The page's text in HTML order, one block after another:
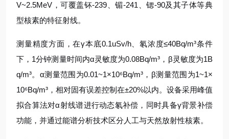
V~2.5MeV，可覆盖钚-239、镅-241、锶-90及其子体等典
型核素的特征射线。
测量精度方面，在γ本底0.1uSv/h、氡浓度≤40Bq/m³条件
下，1分钟测量时间内α灵敏度为0.08Bq/m³，β灵敏度为1B
q/m³。α测量范围为0.01~1×10⁶Bq/m³，β测量范围为1~1×
10⁶Bq/m³，相对固有误差控制在±20%以内。设备采用峰值
拟合算法对α射线谱进行动态氡补偿，同时具备γ背景补偿
功能，并通过能谱分析技术区分人工与天然放射性核素。